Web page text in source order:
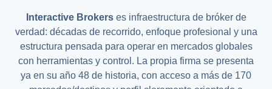
Interactive Brokerses infraestructura de bróker de
verdad: décadas de recorrido, enfoque profesional y una
estructura pensada para operar en mercados globales
con herramientas y control. La propia firma se presenta
ya en su año 48 de historia, con acceso a más de 170